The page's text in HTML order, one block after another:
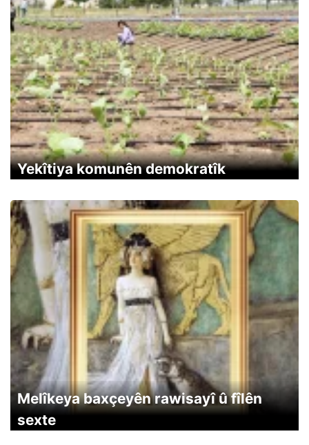
Yekîtiya komunên demokratîk
Melîkeya baxçeyên rawisayî û fîlên
sexte